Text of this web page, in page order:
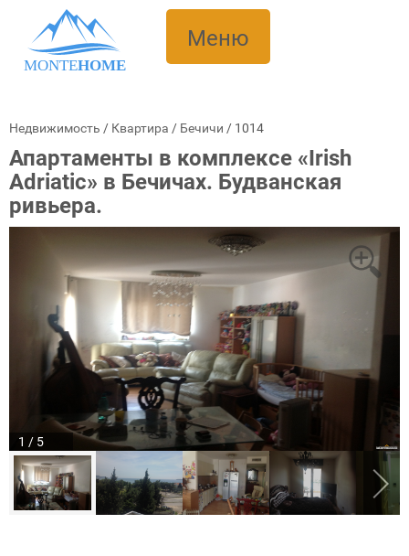
MONTEHOME
Меню
Недвижимость / Квартира / Бечичи / 1014
Апартаменты в комплексе «Irish
Adriatic» в Бечичах. Будванская
ривьера.
1 / 5